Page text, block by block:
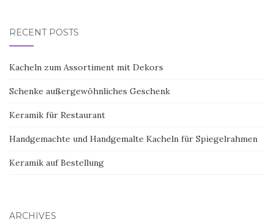
RECENT POSTS
Kacheln zum Assortiment mit Dekors
Schenke außergewöhnliches Geschenk
Keramik für Restaurant
Handgemachte und Handgemalte Kacheln für Spiegelrahmen
Keramik auf Bestellung
ARCHIVES